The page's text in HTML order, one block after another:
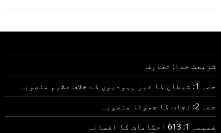
شریعت خدا: تعارف
حصہ 1: شیطان کا غیر یہودیوں کے خلاف عظیم منصوبہ
حصہ 2: نجات کا جھوٹا منصوبہ
ضمیمہ 1: 613 احکامات کا افسانہ